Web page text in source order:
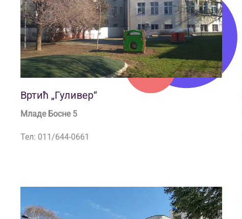
Вртић „Гуливер“
Младе Босне 5
Тел: 011/644-0661